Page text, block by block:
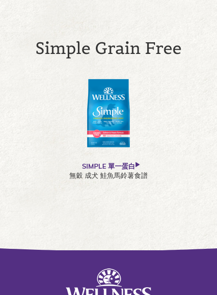
Simple Grain Free
SIMPLE 單一蛋白
無穀 成犬 鮭魚馬鈴薯食譜